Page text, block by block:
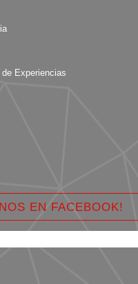
Experiencias
EN FACEBOOK!